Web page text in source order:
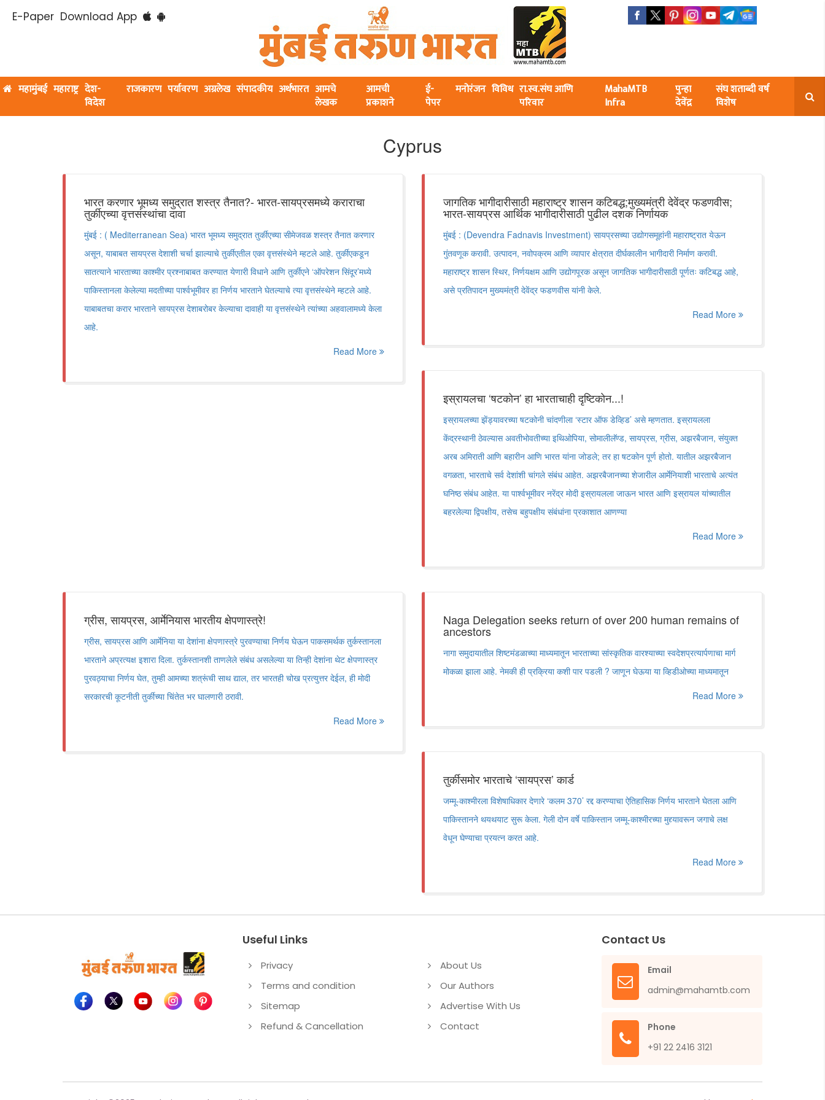
E-Paper Download App
महामुंबई महाराष्ट्र देश-
विदेश
राजकारण पर्यावरण अग्रलेख संपादकीय अर्थभारत आमचे
लेखक
आमची
प्रकाशने
ई-
पेपर
मनोरंजन विविध रा.स्व.संघ आणि
परिवार
MahaMTB
Infra
पुन्हा
देवेंद्र
संघ शताब्दी वर्ष
विशेष
Cyprus
भारत करणार भूमध्य समुद्रात शस्त्र तैनात?- भारत-सायप्रसमध्ये कराराचा
तुर्कीएच्या वृत्तसंस्थांचा दावा
मुंबई : ( Mediterranean Sea) भारत भूमध्य समुद्रात तुर्कीएच्या सीमेजवळ शस्त्र तैनात करणार
असून, याबाबत सायप्रस देशाशी चर्चा झाल्याचे तुर्कीएतील एका वृत्तसंस्थेने म्हटले आहे. तुर्कीएकडून
सातत्याने भारताच्या काश्मीर प्रश्नाबाबत करण्यात येणारी विधाने आणि तुर्कीएने ‘ऑपरेशन सिंदूर’मध्ये
पाकिस्तानला केलेल्या मदतीच्या पार्श्वभूमीवर हा निर्णय भारताने घेतल्याचे त्या वृत्तसंस्थेने म्हटले आहे.
याबाबतचा करार भारताने सायप्रस देशाबरोबर केल्याचा दावाही या वृत्तसंस्थेने त्यांच्या अहवालामध्ये केला
आहे.
Read More
जागतिक भागीदारीसाठी महाराष्ट्र शासन कटिबद्ध;मुख्यमंत्री देवेंद्र फडणवीस;
भारत-सायप्रस आर्थिक भागीदारीसाठी पुढील दशक निर्णायक
मुंबई : (Devendra Fadnavis Investment) सायप्रसच्या उद्योगसमूहांनी महाराष्ट्रात येऊन
गुंतवणूक करावी. उत्पादन, नवोपक्रम आणि व्यापार क्षेत्रात दीर्घकालीन भागीदारी निर्माण करावी.
महाराष्ट्र शासन स्थिर, निर्णयक्षम आणि उद्योगपूरक असून जागतिक भागीदारीसाठी पूर्णतः कटिबद्ध आहे,
असे प्रतिपादन मुख्यमंत्री देवेंद्र फडणवीस यांनी केले.
Read More
इस्रायलचा ‌‘षटकोन‌’ हा भारताचाही दृष्टिकोन...!
इस्रायलच्या झेंड्यावरच्या षटकोनी चांदणीला ‌‘स्टार ऑफ डेव्हिड‌’ असे म्हणतात. इस्रायलला
केंद्रस्थानी ठेवल्यास अवतीभोवतीच्या इथिओपिया, सोमालीलॅण्ड, सायप्रस, ग्रीस, अझरबैजान, संयुक्त
अरब अमिराती आणि बहारीन आणि भारत यांना जोडले; तर हा षटकोन पूर्ण होतो. यातील अझरबैजान
वगळता, भारताचे सर्व देशांशी चांगले संबंध आहेत. अझरबैजानच्या शेजारील आर्मेनियाशी भारताचे अत्यंत
घनिष्ठ संबंध आहेत. या पार्श्वभूमीवर नरेंद्र मोदी इस्रायलला जाऊन भारत आणि इस्रायल यांच्यातील
बहरलेल्या द्विपक्षीय, तसेच बहुपक्षीय संबंधांना प्रकाशात आणण्या
Read More
ग्रीस, सायप्रस, आर्मेनियास भारतीय क्षेपणास्त्रे!
ग्रीस, सायप्रस आणि आर्मेनिया या देशांना क्षेपणास्त्रे पुरवण्याचा निर्णय घेऊन पाकसमर्थक तुर्कस्तानला
भारताने अप्रत्यक्ष इशारा दिला. तुर्कस्तानशी ताणलेले संबंध असलेल्या या तिन्ही देशांना थेट क्षेपणास्त्र
पुरवठ्याचा निर्णय घेत, तुम्ही आमच्या शत्रूंची साथ द्याल, तर भारतही चोख प्रत्युत्तर देईल, ही मोदी
सरकारची कूटनीती तुर्कीच्या चिंतेत भर घालणारी ठरावी.
Read More
Naga Delegation seeks return of over 200 human remains of
ancestors
नागा समुदायातील शिष्टमंडळाच्या माध्यमातून भारताच्या सांस्कृतिक वारश्याच्या स्वदेशप्रत्यार्पणाचा मार्ग
मोकळा झाला आहे. नेमकी ही प्रक्रिया कशी पार पडली ? जाणून घेऊया या व्हिडीओच्या माध्यमातून
Read More
तुर्कीसमोर भारताचे ‘सायप्रस’ कार्ड
जम्मू-काश्मीरला विशेषाधिकार देणारे ‘कलम 370’ रद्द करण्याचा ऐतिहासिक निर्णय भारताने घेतला आणि
पाकिस्तानने थयथयाट सुरू केला. गेली दोन वर्षे पाकिस्तान जम्मू-काश्मीरच्या मुद्द्यावरून जगाचे लक्ष
वेधून घेण्याचा प्रयत्न करत आहे.
Read More
Useful Links
Privacy
Terms and condition
Sitemap
Refund & Cancellation
About Us
Our Authors
Advertise With Us
Contact
Contact Us
Email
admin@mahamtb.com
Phone
+91 22 2416 3121